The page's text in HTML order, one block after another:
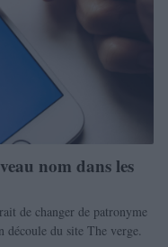
nom dans les
de changer de patronyme
découle du site The verge.